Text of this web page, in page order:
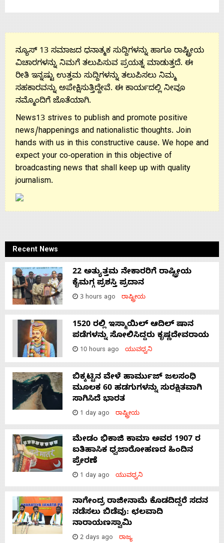
ನ್ಯೂಸ್ 13 ಸಮಾಜದ ಧನಾತ್ಮಕ ಸುದ್ದಿಗಳನ್ನು ಹಾಗೂ ರಾಷ್ಟ್ರೀಯ
ವಿಚಾರಗಳನ್ನು ನಿಮಗೆ ತಲುಪಿಸುವ ಪ್ರಯತ್ನ ಮಾಡುತ್ತದೆ. ಈ
ರೀತಿ ಇನ್ನಷ್ಟು ಉತ್ತಮ ಸುದ್ದಿಗಳನ್ನು ತಲುಪಿಸಲು ನಿಮ್ಮ
ಸಹಕಾರವನ್ನು ಅಪೇಕ್ಷಿಸುತ್ತಿದ್ದೇವೆ. ಈ ಕಾರ್ಯದಲ್ಲಿ ನೀವೂ
ನಮ್ಮೊಂದಿಗೆ ಜೊತೆಯಾಗಿ.
News13 strives to publish and promote positive
news/happenings and nationalistic thoughts. Join
hands with us in this constructive cause. We hope and
expect your co-operation in this objective of
broadcasting news that shall keep up with quality
journalism.
Recent News
22 ಅತ್ಯುತ್ತಮ ನೇಕಾರರಿಗೆ ರಾಷ್ಟ್ರೀಯ
ಕೈಮಗ್ಗ ಪ್ರಶಸ್ತಿ ಪ್ರದಾನ
3 hours ago ರಾಷ್ಟ್ರೀಯ
1520 ರಲ್ಲಿ ಇಸ್ಮಾಯಿಲ್ ಆದಿಲ್ ಷಾನ
ಪಡೆಗಳನ್ನು ಸೋಲಿಸಿದ್ದರು ಕೃಷ್ಣದೇವರಾಯ
10 hours ago ಯುವಧ್ವನಿ
ಬಿಕ್ಕಟ್ಟಿನ ವೇಳೆ ಹಾರ್ಮುಜ್ ಜಲಸಂಧಿ
ಮೂಲಕ 60 ಹಡಗುಗಳನ್ನು ಸುರಕ್ಷಿತವಾಗಿ
ಸಾಗಿಸಿದೆ ಭಾರತ
1 day ago ರಾಷ್ಟ್ರೀಯ
ಮೇಡಂ ಭಿಕಾಜಿ ಕಾಮಾ ಅವರ 1907 ರ
ಐತಿಹಾಸಿಕ ಧ್ವಜಾರೋಹಣದ ಹಿಂದಿನ
ಪ್ರೇರಣೆ
1 day ago ಯುವಧ್ವನಿ
ನಾಗೇಂದ್ರ ರಾಜೀನಾಮೆ ಕೊಡದಿದ್ದರೆ ಸದನ
ನಡೆಸಲು ಬಿಡೆವು: ಛಲವಾದಿ
ನಾರಾಯಣಸ್ವಾಮಿ
2 days ago ರಾಜ್ಯ